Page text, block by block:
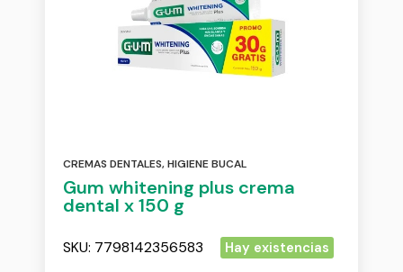
CREMAS DENTALES,HIGIENE BUCAL
Gum whitening plus crema
dental x 150 g
SKU: 7798142356583 Hay existencias